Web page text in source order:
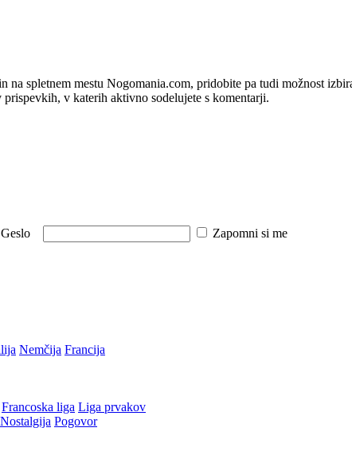
na spletnem mestu Nogomania.com, pridobite pa tudi možnost
v katerih aktivno sodelujete s komentarji.
Geslo Zapomni si me
Nemčija Francija
Francoska liga Liga prvakov
Nostalgija Pogovor